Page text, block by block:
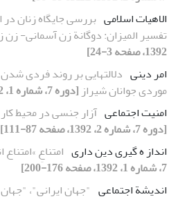
الاهیات اسلامی بررسی جایگاه زنان در
تفسیر المیزان: دوگانة زن آسمانی- زن
1392، صفحه 3-24]
امر دینی دلالتهایی بر روند فردی
موردی جوانان شیراز [دوره 7، شماره 1، 1392، صفحه 30-59]
امنیت اجتماعی آزار جنسی در محیط
[دوره 7، شماره 2، 1392، صفحه 87-111]
انداز ه گیری دین داری امتناعِ
7، شماره 1، 1392، صفحه 176-200]
اندیشة اجتماعی "جهان ایرانی"،